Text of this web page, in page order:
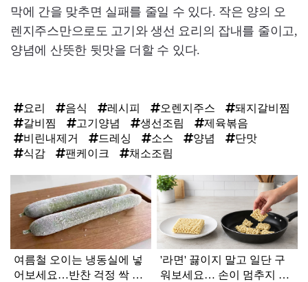
막에 간을 맞추면 실패를 줄일 수 있다. 작은 양의 오
렌지주스만으로도 고기와 생선 요리의 잡내를 줄이고,
양념에 산뜻한 뒷맛을 더할 수 있다.
요리 음식 레시피 오렌지주스
돼지갈비찜
갈비찜
고기양념 생선조림
제육볶음
비린내제거
드레싱 소스 양념
단맛
식감
팬케이크 채소조림
라
인
여름철 오이는 냉동실에 넣
어보세요…반찬 걱정 싹 사
'라면' 끓이지 말고 일단 구
워보세요… 손이 멈추지 않